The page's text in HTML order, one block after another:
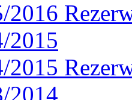
2016
2015
2015
2014